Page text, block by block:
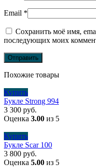
Email *
Сохранить моё имя,
последующих моих
Похожие товары
Купить
Букле Strong 994
3 300 руб.
Оценка 3.00 из 5
Купить
Букле Scar 100
3 800 руб.
Оценка 5.00 из 5